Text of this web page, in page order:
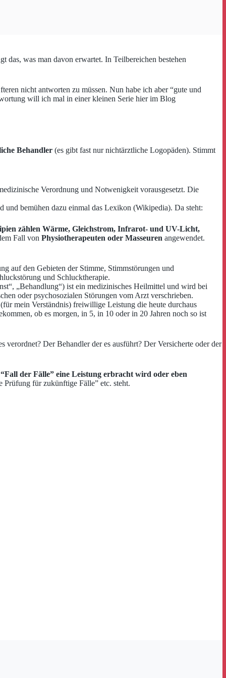
was man davon erwartet. In Teilbereichen bestehen
nicht antworten zu müssen. Nun habe ich aber “gute und
will ich mal in einer kleinen Serie hier im Blog
Behandler (es gibt fast nur nichtärztliche Logopäden). Stimmt
Verordnung und Notwenigkeit vorausgesetzt. Die
und bemühen dazu einmal das Lexikon (Wikipedia). Da steht:
zählen Wärme, Gleichstrom, Infrarot- und UV-Licht,
Fall von Physiotherapeuten oder Masseuren angewendet.
auf den Gebieten der Stimme, Stimmstörungen und
und Schlucktherapie.
„Behandlung“) ist ein medizinisches Heilmittel und wird bei
oder psychosozialen Störungen vom Arzt verschrieben.
mein Verständnis) freiwillige Leistung die heute durchaus
ob es morgen, in 5, in 10 oder in 20 Jahren noch so ist
verordnet? Der Behandler der es ausführt? Der Versicherte oder der
der Fälle” eine Leistung erbracht wird oder eben
für zukünftige Fälle” etc. steht.